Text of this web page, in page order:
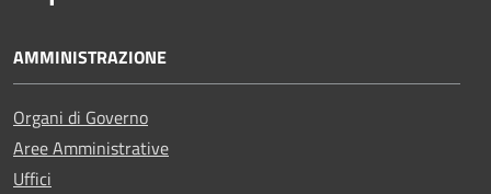
AMMINISTRAZIONE
Organi di Governo
Aree Amministrative
Uffici